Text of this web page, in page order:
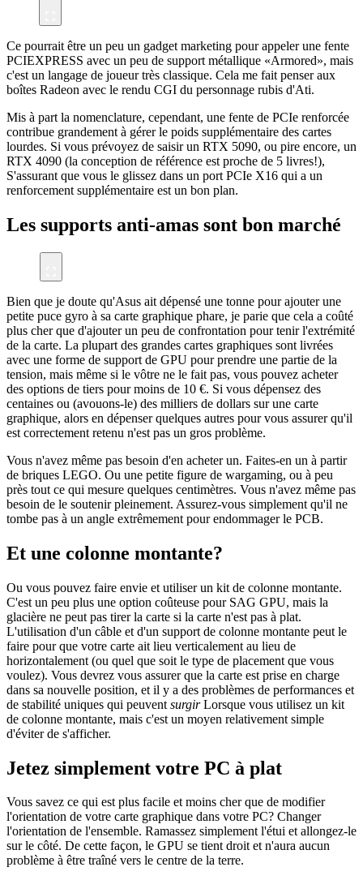
Ce pourrait être un peu un gadget marketing pour appeler une fente
PCIEXPRESS avec un peu de support métallique «Armored», mais
c'est un langage de joueur très classique. Cela me fait penser aux
boîtes Radeon avec le rendu CGI du personnage rubis d'Ati.
Mis à part la nomenclature, cependant, une fente de PCIe renforcée
contribue grandement à gérer le poids supplémentaire des cartes
lourdes. Si vous prévoyez de saisir un RTX 5090, ou pire encore, un
RTX 4090 (la conception de référence est proche de 5 livres!),
S'assurant que vous le glissez dans un port PCIe X16 qui a un
renforcement supplémentaire est un bon plan.
Les supports anti-amas sont bon marché
Bien que je doute qu'Asus ait dépensé une tonne pour ajouter une
petite puce gyro à sa carte graphique phare, je parie que cela a coûté
plus cher que d'ajouter un peu de confrontation pour tenir l'extrémité
de la carte. La plupart des grandes cartes graphiques sont livrées
avec une forme de support de GPU pour prendre une partie de la
tension, mais même si le vôtre ne le fait pas, vous pouvez acheter
des options de tiers pour moins de 10 €. Si vous dépensez des
centaines ou (avouons-le) des milliers de dollars sur une carte
graphique, alors en dépenser quelques autres pour vous assurer qu'il
est correctement retenu n'est pas un gros problème.
Vous n'avez même pas besoin d'en acheter un. Faites-en un à partir
de briques LEGO. Ou une petite figure de wargaming, ou à peu
près tout ce qui mesure quelques centimètres. Vous n'avez même pas
besoin de le soutenir pleinement. Assurez-vous simplement qu'il ne
tombe pas à un angle extrêmement pour endommager le PCB.
Et une colonne montante?
Ou vous pouvez faire envie et utiliser un kit de colonne montante.
C'est un peu plus une option coûteuse pour SAG GPU, mais la
glacière ne peut pas tirer la carte si la carte n'est pas à plat.
L'utilisation d'un câble et d'un support de colonne montante peut le
faire pour que votre carte ait lieu verticalement au lieu de
horizontalement (ou quel que soit le type de placement que vous
voulez). Vous devrez vous assurer que la carte est prise en charge
dans sa nouvelle position, et il y a des problèmes de performances et
de stabilité uniques qui peuvent surgirLorsque vous utilisez un kit
de colonne montante, mais c'est un moyen relativement simple
d'éviter de s'afficher.
Jetez simplement votre PC à plat
Vous savez ce qui est plus facile et moins cher que de modifier
l'orientation de votre carte graphique dans votre PC? Changer
l'orientation de l'ensemble. Ramassez simplement l'étui et allongez-le
sur le côté. De cette façon, le GPU se tient droit et n'aura aucun
problème à être traîné vers le centre de la terre.